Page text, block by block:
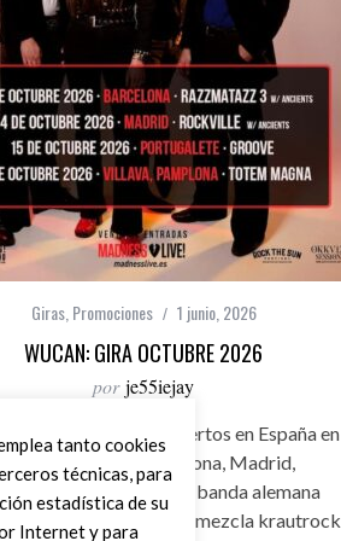
Giras, Promociones 1 junio, 2026
WUCAN: GIRA OCTUBRE 2026
por je55iejay
anuncian cuatro conciertos en España en
de 2026: Barcelona, Madrid,
y Pamplona. La banda alemana
por Francis Tobolsky mezcla krautrock
tanto cookies
técnicas, para
estadística de su
Internet y para